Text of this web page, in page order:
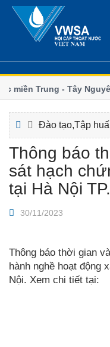
Trung - Tây
thiện chính sách
Đào tạo,Tập
Thông báo
sát hạch
tại Hà Nội
30/11/2023
Thông báo thời gian
hành nghề hoạt động
Nội. Xem chi tiết tại: